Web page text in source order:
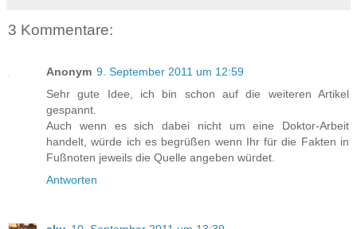
3 Kommentare:
Anonym 9. September 2011 um 12:59
Sehr gute Idee, ich bin schon auf die weiteren Artikel
gespannt.
Auch wenn es sich dabei nicht um eine Doktor-Arbeit
handelt, würde ich es begrüßen wenn Ihr für die Fakten in
Fußnoten jeweils die Quelle angeben würdet.
Antworten